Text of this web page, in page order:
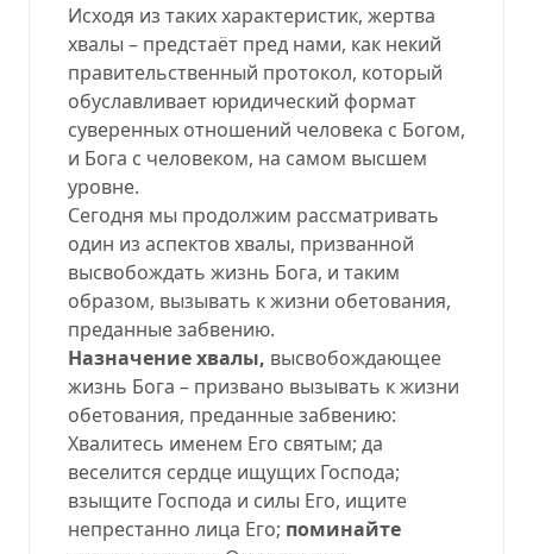
Исходя из таких характеристик, жертва
хвалы – предстаёт пред нами, как некий
правительственный протокол, который
обуславливает юридический формат
суверенных отношений человека с Богом,
и Бога с человеком, на самом высшем
уровне.
Сегодня мы продолжим рассматривать
один из аспектов хвалы, призванной
высвобождать жизнь Бога, и таким
образом, вызывать к жизни обетования,
преданные забвению.
Назначение хвалы, высвобождающее
жизнь Бога – призвано вызывать к жизни
обетования, преданные забвению:
Хвалитесь именем Его святым; да
веселится сердце ищущих Господа;
взыщите Господа и силы Его, ищите
непрестанно лица Его; поминайте